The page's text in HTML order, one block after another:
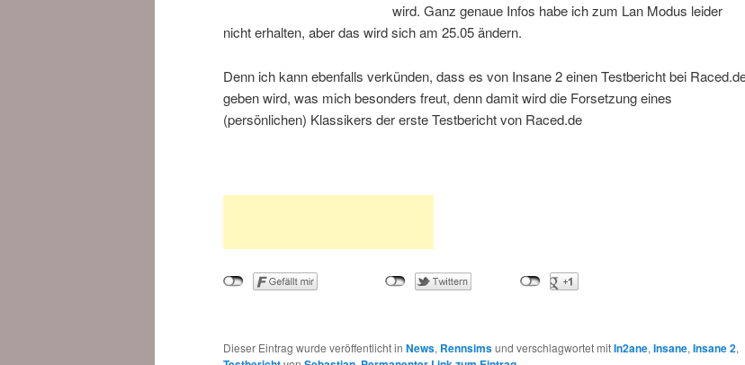
wird. Ganz genaue Infos habe ich zum Lan Modus leider
nicht erhalten, aber das wird sich am 25.05 ändern.
Denn ich kann ebenfalls verkünden, dass es von Insane 2 einen Testbericht bei
geben wird, was mich besonders freut, denn damit wird die Forsetzung eines
(persönlichen) Klassikers der erste Testbericht von Raced.de
Dieser Eintrag wurde veröffentlicht in News, Rennsimsund verschlagwortet mitIn2ane,Insane,Insane 2,